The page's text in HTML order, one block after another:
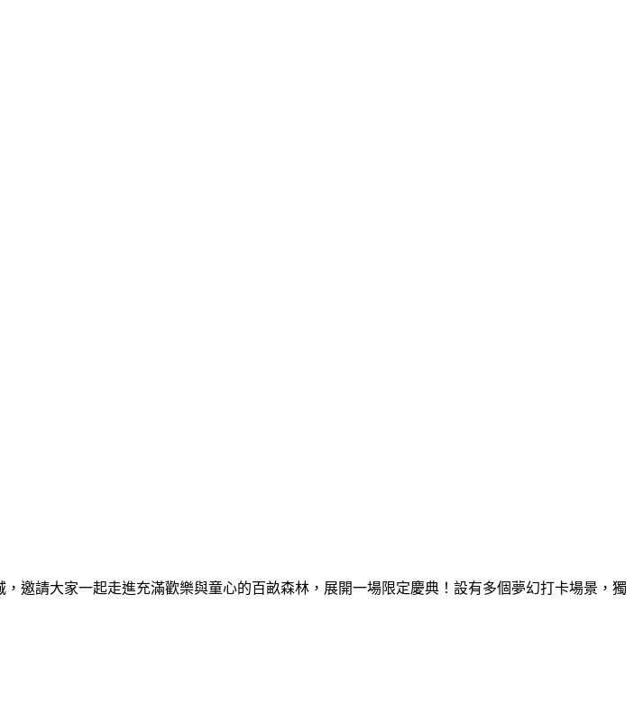
邀請大家一起走進充滿歡樂與童心的百畝森林，展開一場限定慶典！設有多個夢幻打卡場景，獨